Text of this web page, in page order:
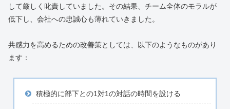
して厳しく叱責していました。その結果、チーム全体のモラルが
低下し、会社への忠誠心も薄れていきました。
共感力を高めるための改善策としては、以下のようなものがあり
ます：
積極的に部下との1対1の対話の時間を設ける